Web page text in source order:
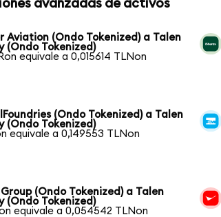
avanzadas de activos
Aviation (Ondo Tokenized) a Talen
(Ondo Tokenized)
equivale a 0,015614 TLNon
(Ondo Tokenized) a Talen
(Ondo Tokenized)
equivale a 0,149553 TLNon
Group (Ondo Tokenized) a Talen
(Ondo Tokenized)
equivale a 0,054542 TLNon